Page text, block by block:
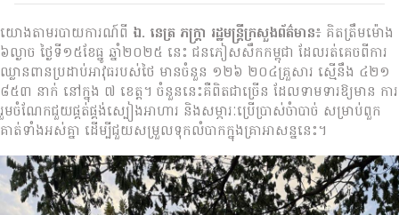
យោងតាមរបាយការណ៍ពី ឯ. នេត្រ ភក្រ្តា រដ្ឋមន្រ្តីក្រសួងព័ត៌មាន៖ គិតត្រឹមម៉ោង
៦ល្ងាច ថ្ងៃទី១៥ខែធ្នូ ឆ្នាំ២០២៥ នេះ ជនភៀសសឹកកម្ពុជា ដែលរត់គេចពីការ
ឈ្លានពានប្រដាប់អាវុធរបស់ថៃ មានចំនួន ១២៦ ២០៤គ្រួសារ ស្មើនឹង ៤២១
៨៥៣ នាក់ នៅក្នុង ៧ ខេត្ត។ ចំនួននេះគឺពិតជាច្រើន ដែលទាមទារឱ្យមាន ការ
រួមចំណែកជួយផ្គត់ផ្គង់ស្បៀងអាហារ និងសម្ភារៈប្រើប្រាស់ចំាបាច់ សម្រាប់ពួក
គាត់ទាំងអស់គ្នា ដើម្បីជួយសម្រួលទុកលំបាកក្នុងគ្រាអាសន្ននេះ។